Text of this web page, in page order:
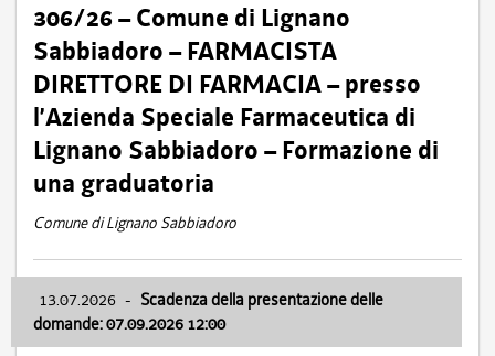
306/26 – Comune di Lignano
Sabbiadoro – FARMACISTA
DIRETTORE DI FARMACIA – presso
l’Azienda Speciale Farmaceutica di
Lignano Sabbiadoro – Formazione di
una graduatoria
Comune di Lignano Sabbiadoro
13.07.2026 - Scadenza della presentazione delle
domande: 07.09.2026 12:00